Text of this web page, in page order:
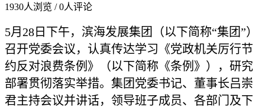
1930人浏览 /0人评论
5月28日下午，滨海发展集团（以下简称“集团”）
召开党委会议，认真传达学习《党政机关厉行节
约反对浪费条例》（以下简称《条例》），研究
部署贯彻落实举措。集团党委书记、董事长吕崇
君主持会议并讲话，领导班子成员、各部门及下